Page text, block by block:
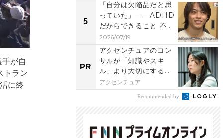
手が自
トラン
に終
5
「自分は欠陥品だと思
っていた」――ADHD
だからできること 不登
校児らの支援団体...
2026/07/19
PR
アクセンチュアのコン
サルが「知識やスキ
ル」より大切にする視
点
アクセンチュア
Recommended by